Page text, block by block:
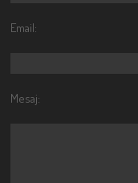
Email:
Mesaj: